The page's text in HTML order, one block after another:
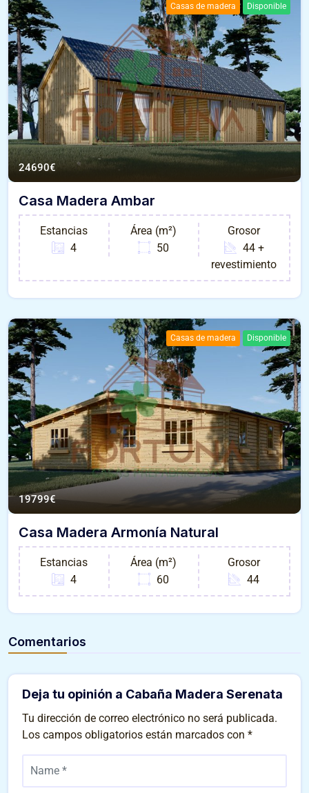
Casas de madera Disponible
24690€
Casa Madera Ambar
Estancias
4
Área (m²)
50
Grosor
44 +
revestimiento
Casas de madera Disponible
19799€
Casa Madera Armonía Natural
Estancias
4
Área (m²)
60
Grosor
44
Comentarios
Deja tu opinión a Cabaña Madera Serenata
Tu dirección de correo electrónico no será publicada.
Los campos obligatorios están marcados con *